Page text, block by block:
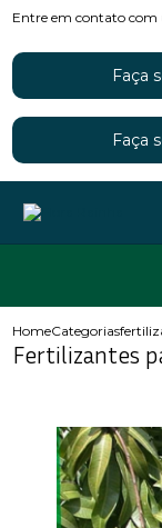
Entre em contato com
Faça
Faça
HomeCategorias
Fertilizantes